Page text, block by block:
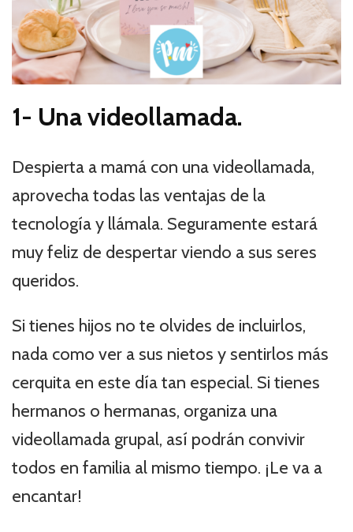
1- Una videollamada.
Despierta a mamá con una videollamada,
aprovecha todas las ventajas de la
tecnología y llámala. Seguramente estará
muy feliz de despertar viendo a sus seres
queridos.
Si tienes hijos no te olvides de incluirlos,
nada como ver a sus nietos y sentirlos más
cerquita en este día tan especial. Si tienes
hermanos o hermanas, organiza una
videollamada grupal, así podrán convivir
todos en familia al mismo tiempo. ¡Le va a
encantar!